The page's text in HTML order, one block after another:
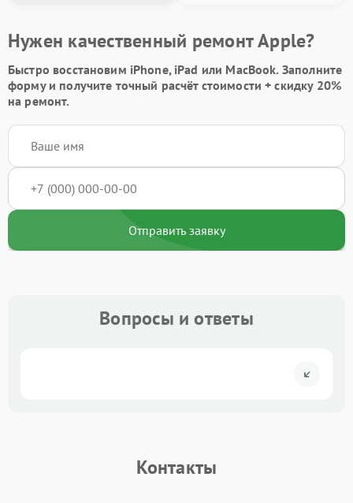
Нужен качественный ремонт Apple?
Быстро восстановим iPhone, iPad или MacBook. Заполните
формуи получите точный расчёт стоимости +скидку 20%
на ремонт.
Отправить заявку
Вопросы и ответы
Контакты